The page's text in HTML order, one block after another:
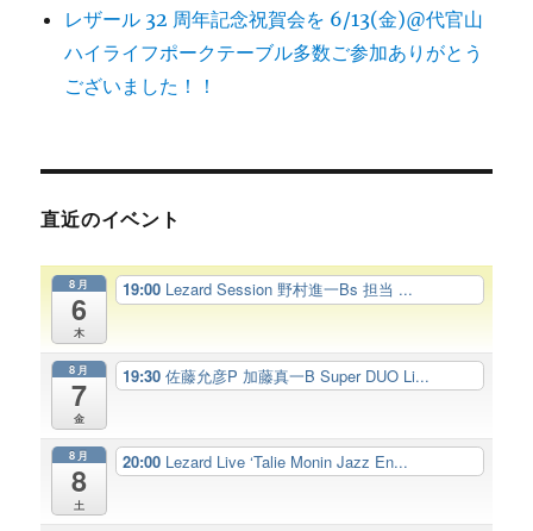
レザール 32 周年記念祝賀会を 6/13(金)@代官山
ハイライフポークテーブル多数ご参加ありがとう
ございました！！
直近のイベント
8月
6
木
19:00 Lezard Session 野村進一Bs 担当 ...
8月
7
金
19:30佐藤允彦P 加藤真一B Super DUO Li...
8月
8
土
20:00 Lezard Live ‘Talie Monin Jazz En...